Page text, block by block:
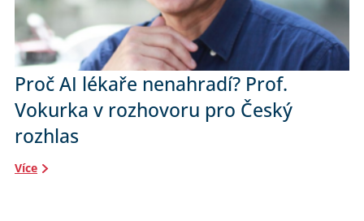
Proč AI lékaře nenahradí? Prof.
Vokurka v rozhovoru pro Český
rozhlas
Více